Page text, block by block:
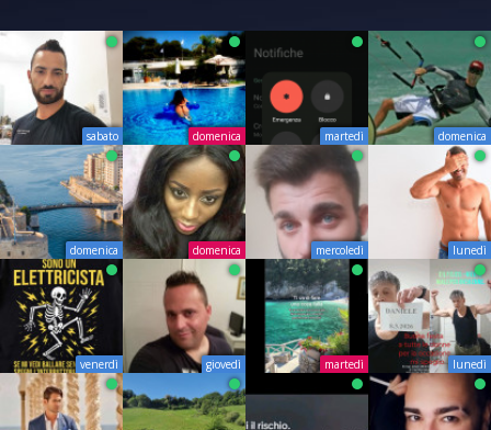
sabato domenica martedì domenica
domenica domenica mercoledì lunedì
venerdì giovedì martedì lunedì